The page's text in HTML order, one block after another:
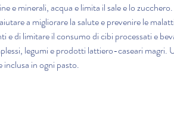
e minerali, acqua e limita il sale e lo
a migliorare la salute e prevenire le
e di limitare il consumo di cibi processati e
legumi e prodotti lattiero-caseari magri.
inclusa in ogni pasto.